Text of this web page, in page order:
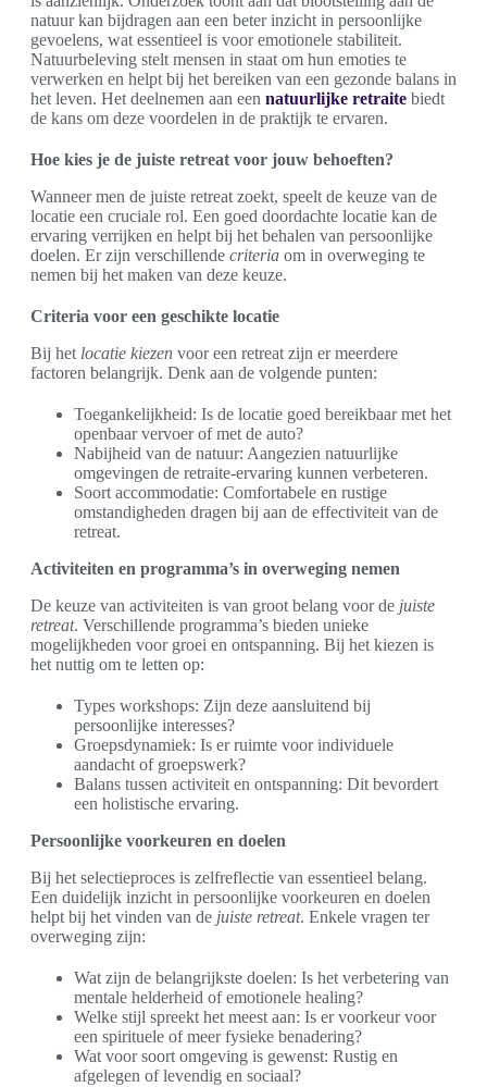
natuur kan bijdragen aan een beter inzicht in persoonlijke
gevoelens, wat essentieel is voor emotionele stabiliteit.
Natuurbeleving stelt mensen in staat om hun emoties te
verwerken en helpt bij het bereiken van een gezonde balans in
het leven. Het deelnemen aan een natuurlijke retraite biedt
de kans om deze voordelen in de praktijk te ervaren.
Hoe kies je de juiste retreat voor jouw behoeften?
Wanneer men de juiste retreat zoekt, speelt de keuze van de
locatie een cruciale rol. Een goed doordachte locatie kan de
ervaring verrijken en helpt bij het behalen van persoonlijke
doelen. Er zijn verschillende criteria om in overweging te
nemen bij het maken van deze keuze.
Criteria voor een geschikte locatie
Bij het locatie kiezen voor een retreat zijn er meerdere
factoren belangrijk. Denk aan de volgende punten:
Toegankelijkheid: Is de locatie goed bereikbaar met het
openbaar vervoer of met de auto?
Nabijheid van de natuur: Aangezien natuurlijke
omgevingen de retraite-ervaring kunnen verbeteren.
Soort accommodatie: Comfortabele en rustige
omstandigheden dragen bij aan de effectiviteit van de
retreat.
Activiteiten en programma’s in overweging nemen
De keuze van activiteiten is van groot belang voor de juiste
retreat. Verschillende programma’s bieden unieke
mogelijkheden voor groei en ontspanning. Bij het kiezen is
het nuttig om te letten op:
Types workshops: Zijn deze aansluitend bij
persoonlijke interesses?
Groepsdynamiek: Is er ruimte voor individuele
aandacht of groepswerk?
Balans tussen activiteit en ontspanning: Dit bevordert
een holistische ervaring.
Persoonlijke voorkeuren en doelen
Bij het selectieproces is zelfreflectie van essentieel belang.
Een duidelijk inzicht in persoonlijke voorkeuren en doelen
helpt bij het vinden van de juiste retreat. Enkele vragen ter
overweging zijn:
Wat zijn de belangrijkste doelen: Is het verbetering van
mentale helderheid of emotionele healing?
Welke stijl spreekt het meest aan: Is er voorkeur voor
een spirituele of meer fysieke benadering?
Wat voor soort omgeving is gewenst: Rustig en
afgelegen of levendig en sociaal?